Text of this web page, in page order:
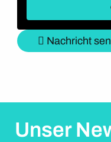
Nachricht
Unser